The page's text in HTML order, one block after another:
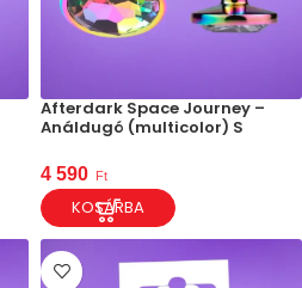
Afterdark Space Journey –
Análdugó (multicolor) S
4 590 Ft
KOSÁRBA